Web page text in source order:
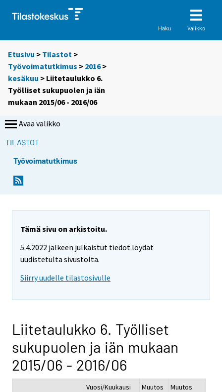
Haku Valikko
Etusivu > Tilastot >
Työvoimatutkimus > 2016>
kesäkuu > Liitetaulukko 6.
Työlliset sukupuolen ja iän
mukaan 2015/06 - 2016/06
Avaa valikko
TILASTOT
Työvoimatutkimus
Tämä sivu on arkistoitu.
5.4.2022 jälkeen julkaistut tiedot löydät
uudistetulta sivustolta.
Siirry uudelle tilastosivulle
Liitetaulukko 6. Työlliset
sukupuolen ja iän mukaan
2015/06 - 2016/06
Vuosi/Kuukausi Muutos
Muutos